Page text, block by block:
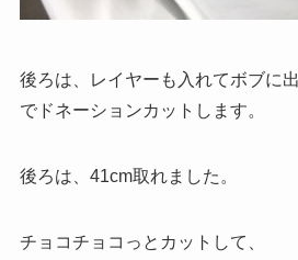
後ろは、レイヤーも入れてボブに
でドネーションカットします。
後ろは、41cm取れました。
チョコチョコっとカットして、